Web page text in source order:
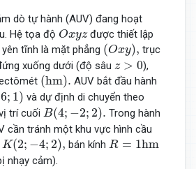
dò tự hành (AUV) đang hoạt
Hệ tọa độ Oxyz
Ox
được thiết lập
tĩnh là mặt phẳng (Oxy),
(Ox , trục
xuống dưới (độ sâuz > 0
z >0
),
(hm).
(h )
AUV bắt đầu hành
6; 1)
6; )
và dự định di chuyển theo
trí cuối B(4; −2; 2).
B(4;− ;2 ).
Trong hành
cần tránh một khu vực hình cầu
K(2; −4; 2),
K(2;− 2) , bán kínhR = 1hm
R=1hm
nhạy cảm).